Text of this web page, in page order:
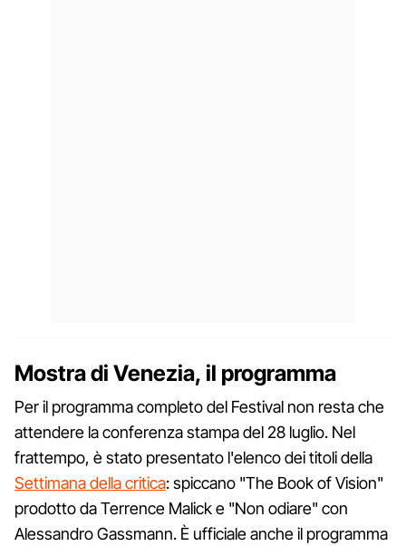
Mostra di Venezia, il programma
Per il programma completo del Festival non resta che
attendere la conferenza stampa del 28 luglio. Nel
frattempo, è stato presentato l'elenco dei titoli della
Settimana della critica: spiccano "The Book of Vision"
prodotto da Terrence Malick e "Non odiare" con
Alessandro Gassmann. È ufficiale anche il programma